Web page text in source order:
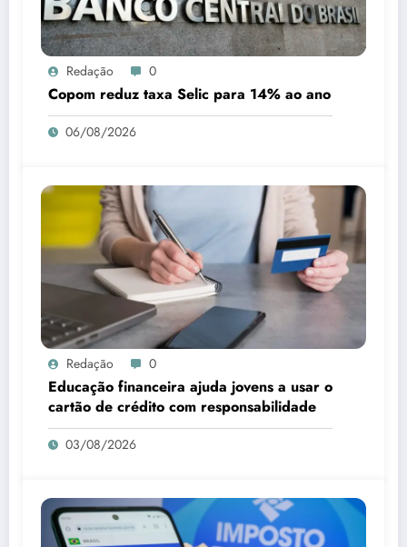
Redação 0
Copom reduz taxa Selic para 14% ao ano
06/08/2026
Redação 0
Educação financeira ajuda jovens a usar o
cartão de crédito com responsabilidade
03/08/2026